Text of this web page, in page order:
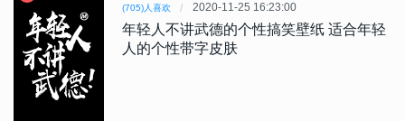
(705)人喜欢 2020-11-25 16:23:00
年轻人不讲武德的个性搞笑壁纸 适合年轻
人的个性带字皮肤